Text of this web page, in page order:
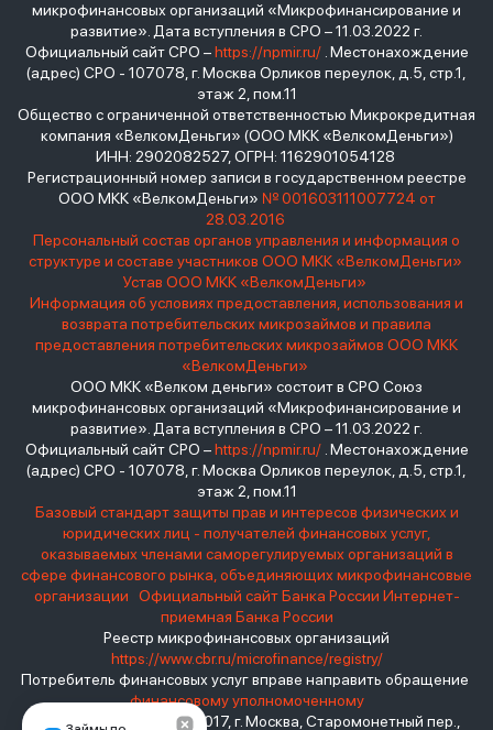
микрофинансовых организаций «Микрофинансирование и
развитие». Дата вступления в СРО – 11.03.2022 г.
Официальный сайт СРО –https://npmir.ru/. Местонахождение
(адрес) СРО - 107078, г. Москва Орликов переулок, д.5, стр.1,
этаж 2, пом.11
Общество с ограниченной ответственностью Микрокредитная
компания «ВелкомДеньги» (ООО МКК «ВелкомДеньги»)
ИНН: 2902082527, ОГРН: 1162901054128
Регистрационный номер записи в государственном реестре
ООО МКК «ВелкомДеньги» № 001603111007724 от
28.03.2016
Персональный состав органов управления и информация о
структуре и составе участников ООО МКК «ВелкомДеньги»
Устав ООО МКК «ВелкомДеньги»
Информация об условиях предоставления, использования и
возврата потребительских микрозаймов и правила
предоставления потребительских микрозаймов ООО МКК
«ВелкомДеньги»
ООО МКК «Велком деньги» состоит в СРО Союз
микрофинансовых организаций «Микрофинансирование и
развитие». Дата вступления в СРО – 11.03.2022 г.
Официальный сайт СРО –https://npmir.ru/. Местонахождение
(адрес) СРО - 107078, г. Москва Орликов переулок, д.5, стр.1,
этаж 2, пом.11
Базовый стандарт защиты прав и интересов физических и
юридических лиц - получателей финансовых услуг,
оказываемых членами саморегулируемых организаций в
сфере финансового рынка, объединяющих микрофинансовые
организации
Официальный сайт Банка России Интернет-
приемная Банка России
Реестр микрофинансовых организаций
https://www.cbr.ru/microfinance/registry/
Потребитель финансовых услуг вправе направить обращение
финансовому уполномоченному
Место нахождения: 119017, г. Москва, Старомонетный пер.,